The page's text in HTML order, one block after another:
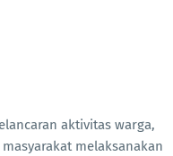
aktivitas warga,
melaksanakan